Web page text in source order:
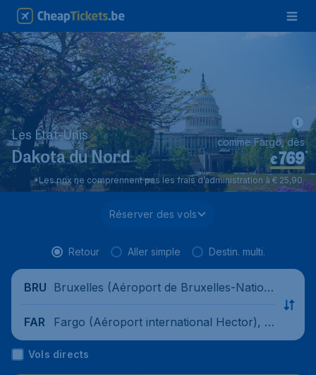
Les État-Unis
Dakota du Nord €769*
comme Fargo, dès
*Les prix ne comprennent pas les frais d’administration à € 25,90.
Réserver des vols
Retour Aller simple Destin. multi.
BRU Bruxelles (Aéroport de Bruxelles-Nation
FAR
Fargo (Aéroport international Hector), Ét
ats-Unis
Vols directs